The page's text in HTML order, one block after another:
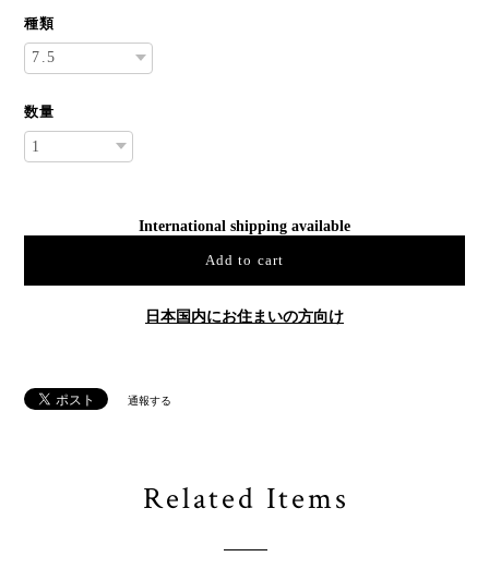
種類
数量
International shipping available
Add to cart
日本国内にお住まいの方向け
通報する
Related Items